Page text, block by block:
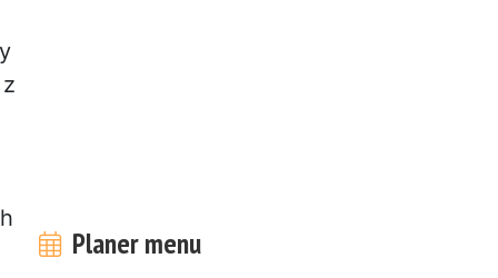
Planer menu